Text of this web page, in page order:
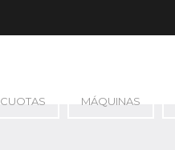
CUOTAS MÁQUINAS